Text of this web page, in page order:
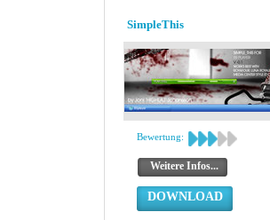
SimpleThis
Bewertung:
Weitere Infos...
DOWNLOAD